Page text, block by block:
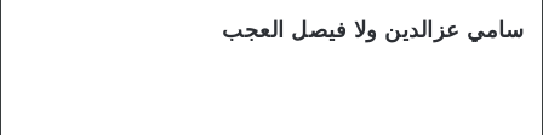
سامي عزالدين ولا فيصل العجب